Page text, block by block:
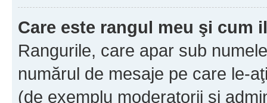
Care este rangul meu şi cum
Rangurile, care apar sub
numărul de mesaje pe care le-
(de exemplu moderatorii şi